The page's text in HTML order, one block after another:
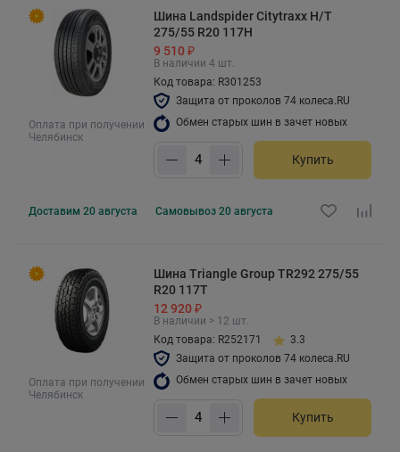
Оплата при получении
Челябинск
Шина Landspider Citytraxx H/T
275/55 R20 117H
9 510 ₽
В наличии 4 шт.
Код товара: R301253
Защита от проколов 74 колеса.RU
Обмен старых шин в зачет новых
Купить
Доставим 20 августа Самовывоз 20 августа
Оплата при получении
Челябинск
Шина Triangle Group TR292 275/55
R20 117T
12 920 ₽
В наличии > 12 шт.
Код товара: R252171
3.3
Защита от проколов 74 колеса.RU
Обмен старых шин в зачет новых
Купить